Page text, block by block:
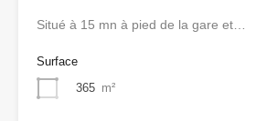
Situé à 15 mn à pied de la gare et…
Surface
365 m²